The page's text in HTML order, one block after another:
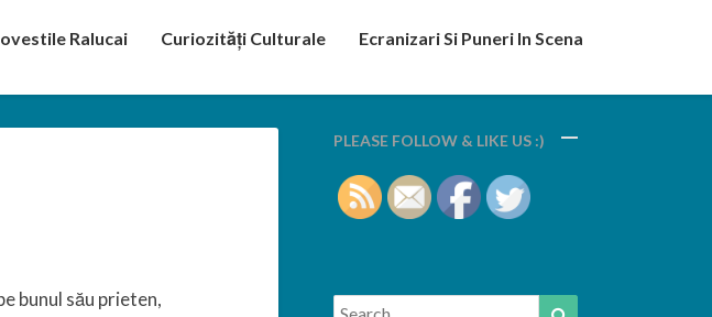
Ralucai Curiozități Culturale Ecranizari Si Puneri In Scena
bunul său prieten,
PLEASE FOLLOW & LIKE US :)
Search